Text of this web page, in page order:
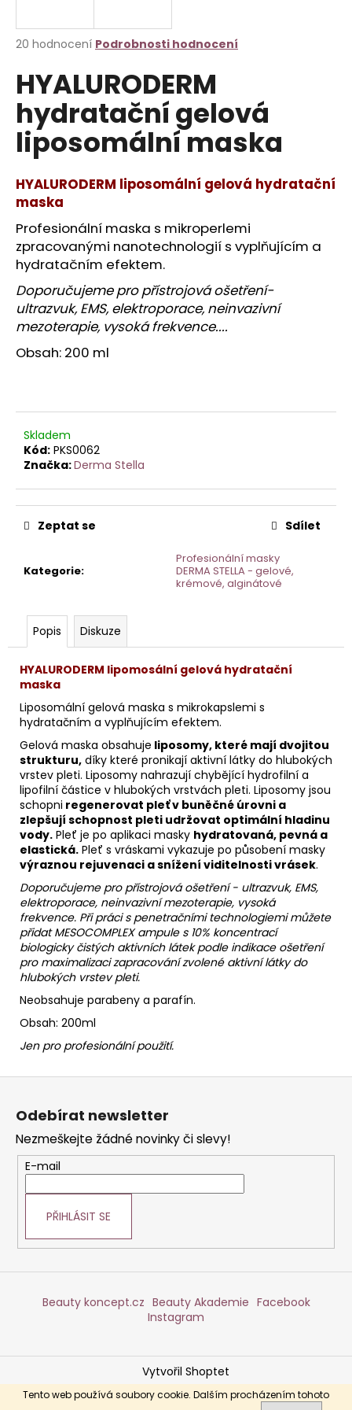
Tento web používá soubory cookie. Dalším procházením tohoto
Průměrné
produktu
je
3,8
5
hvězdiček.
20 hodnocení Podrobnosti hodnocení
HYALURODERM
hydratační gelová
liposomální maska
HYALURODERM liposomální gelová hydratační
maska
Profesionální maska s mikroperlemi
zpracovanými nanotechnologií s vyplňujícím a
hydratačním efektem.
Doporučujeme pro přístrojová ošetření-
ultrazvuk, EMS, elektroporace, neinvazivní
mezoterapie, vysoká frekvence....
Obsah: 200 ml
Skladem
Kód: PKS0062
Značka:Derma Stella
Kategorie:
Profesionální masky
DERMA STELLA - gelové,
krémové, alginátové
Zeptat se Sdílet
Popis Diskuze
HYALURODERM lipomosální gelová hydratační
maska
Liposomální gelová maska s mikrokapslemi s
hydratačním a vyplňujícím efektem.
Gelová maska obsahuje liposomy, které mají dvojitou
strukturu, díky které pronikají aktivní látky do hlubokých
vrstev pleti. Liposomy nahrazují chybějící hydrofilní a
lipofilní částice v hlubokých vrstvách pleti. Liposomy jsou
schopni regenerovat pleť v buněčné úrovni a
zlepšují schopnost pleti udržovat optimální hladinu
vody. Pleť je po aplikaci masky hydratovaná, pevná a
elastická. Pleť s vráskami vykazuje po působení masky
výraznou rejuvenaci a snížení viditelnosti vrásek.
Doporučujeme pro přístrojová ošetření - ultrazvuk, EMS,
elektroporace, neinvazivní mezoterapie, vysoká
frekvence. Při práci s penetračními technologiemi můžete
přidat MESOCOMPLEX ampule s 10% koncentrací
biologicky čistých aktivních látek podle indikace ošetření
pro maximalizaci zapracování zvolené aktivní látky do
hlubokých vrstev pleti.
Neobsahuje parabeny a parafín.
Obsah: 200ml
Jen pro profesionální použití.
j
t
?
HLEDAT
D
o
p
o
r
u
č
e
e
STERILNÍ
NÁSTAVCE
DERMAPERO
DERMAQUATRO
Z
Odebírat newsletter
Nezmeškejte žádné novinky či slevy!
E-mail
PŘIHLÁSIT SE
Beauty koncept.cz Beauty Akademie Facebook
Instagram
Vytvořil Shoptet
Copyright 2026DERMABEAUTY. Všechna práva